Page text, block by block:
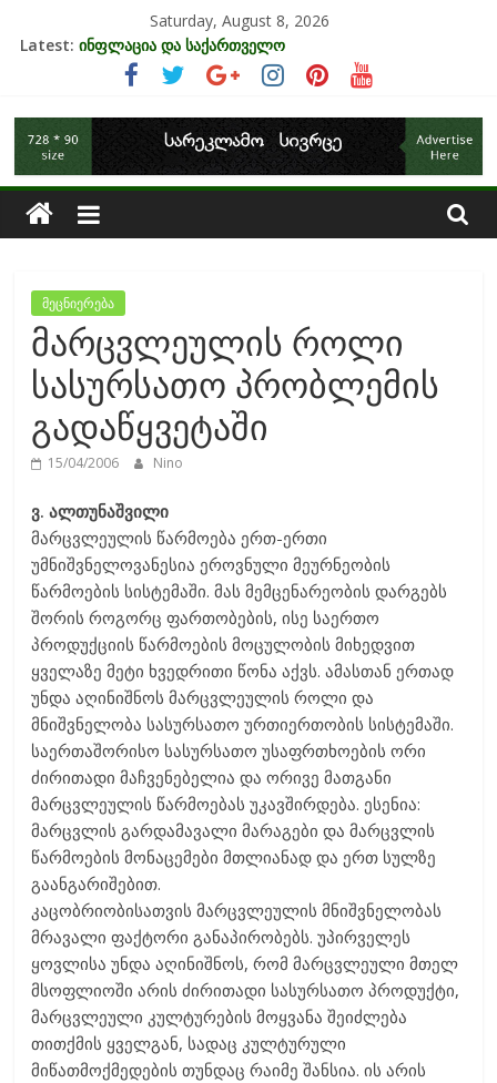
Saturday, August 8, 2026
Latest: ინფლაცია და საქართველო
კრიზისის ზეგავლენა ტურიზმის ინდუსტრიაზე
მიგრაციისა და ეკონომიკის ურთიერთკავშირი
EU-ის კანდიდატის სტატუსის ეკონომიკური სარგებელი
უძრავი ქონების ბაზარი საქართველოში
საქართველოს
ეკონომიკა
მეცნიერება
მარცვლეულის როლი
სასურსათო პრობლემის
გადაწყვეტაში
15/04/2006 Nino
ვ. ალთუნაშვილი
მარცვლეულის წარმოება ერთ-ერთი
უმნიშვნელოვანესია ეროვნული მეურნეობის
წარმოების სისტემაში. მას მემცენარეობის დარგებს
შორის როგორც ფართობების, ისე საერთო
პროდუქციის წარმოების მოცულობის მიხედვით
ყველაზე მეტი ხვედრითი წონა აქვს. ამასთან ერთად
უნდა აღინიშნოს მარცვლეულის როლი და
მნიშვნელობა სასურსათო ურთიერთობის სისტემაში.
საერთაშორისო სასურსათო უსაფრთხოების ორი
ძირითადი მაჩვენებელია და ორივე მათგანი
მარცვლეულის წარმოებას უკავშირდება. ესენია:
მარცვლის გარდამავალი მარაგები და მარცვლის
წარმოების მონაცემები მთლიანად და ერთ სულზე
გაანგარიშებით.
კაცობრიობისათვის მარცვლეულის მნიშვნელობას
მრავალი ფაქტორი განაპირობებს. უპირველეს
ყოვლისა უნდა აღინიშნოს, რომ მარცვლეული მთელ
მსოფლიოში არის ძირითადი სასურსათო პროდუქტი,
მარცვლეული კულტურების მოყვანა შეიძლება
თითქმის ყველგან, სადაც კულტურული
მიწათმოქმედების თუნდაც რაიმე შანსია. ის არის